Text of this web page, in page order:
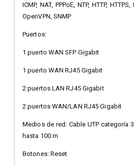
ICMP, NAT, PPPoE, NTP, HTTP, HTTPS,
OpenVPN, SNMP
Puertos:
1 puerto WAN SFP Gigabit
1 puerto WAN RJ45 Gigabit
2 puertos LAN RJ45 Gigabit
2 puertos WAN/LAN RJ45 Gigabit
Medios de red: Cable UTP categoría
hasta 100 m
Botones: Reset